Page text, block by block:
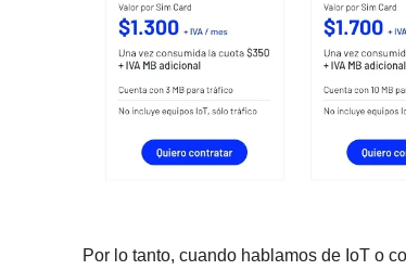
Por lo tanto, cuando hablamos de IoT o